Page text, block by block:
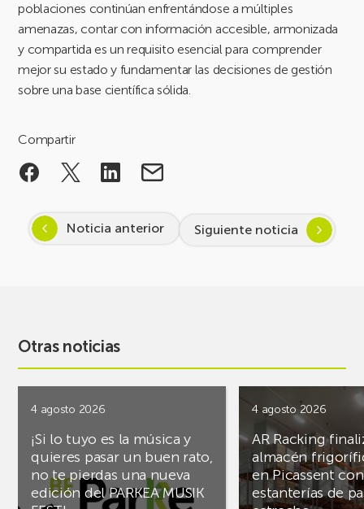
poblaciones continúan enfrentándose a múltiples
amenazas, contar con información accesible, armonizada
y compartida es un requisito esencial para comprender
mejor su estado y fundamentar las decisiones de gestión
sobre una base científica sólida.
Compartir
Noticia anterior Siguiente noticia
Otras noticias
4 agosto 2026
¡Si lo tuyo es la música y
quieres pasar un buen rato,
no te pierdas una nueva
edición del PARKEA MUSIK
4 agosto 2026
AR Racking
almacén
en Picassent con
estanterías de